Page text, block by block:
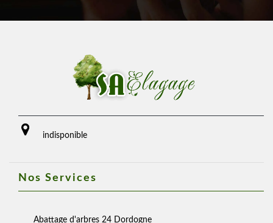
indisponible
Nos Services
Abattage d'arbres 24 Dordogne